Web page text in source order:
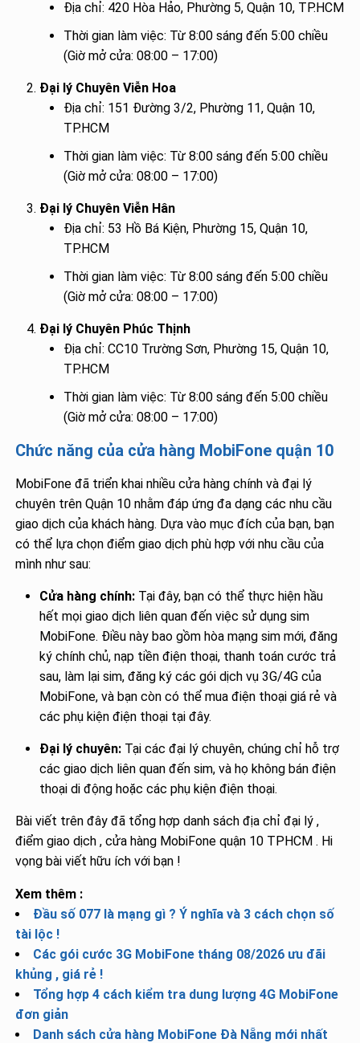
Địa chỉ: 420 Hòa Hảo, Phường 5, Quận 10, TP.HCM
Thời gian làm việc: Từ 8:00 sáng đến 5:00 chiều
(Giờ mở cửa: 08:00 – 17:00)
Đại lý Chuyên Viễn Hoa
Địa chỉ: 151 Đường 3/2, Phường 11, Quận 10,
TP.HCM
Thời gian làm việc: Từ 8:00 sáng đến 5:00 chiều
(Giờ mở cửa: 08:00 – 17:00)
Đại lý Chuyên Viễn Hân
Địa chỉ: 53 Hồ Bá Kiện, Phường 15, Quận 10,
TP.HCM
Thời gian làm việc: Từ 8:00 sáng đến 5:00 chiều
(Giờ mở cửa: 08:00 – 17:00)
Đại lý Chuyên Phúc Thịnh
Địa chỉ: CC10 Trường Sơn, Phường 15, Quận 10,
TP.HCM
Thời gian làm việc: Từ 8:00 sáng đến 5:00 chiều
(Giờ mở cửa: 08:00 – 17:00)
Chức năng của cửa hàng MobiFone quận 10
MobiFone đã triển khai nhiều cửa hàng chính và đại lý
chuyên trên Quận 10 nhằm đáp ứng đa dạng các nhu cầu
giao dịch của khách hàng. Dựa vào mục đích của bạn, bạn
có thể lựa chọn điểm giao dịch phù hợp với nhu cầu của
mình như sau:
Cửa hàng chính: Tại đây, bạn có thể thực hiện hầu
hết mọi giao dịch liên quan đến việc sử dụng sim
MobiFone. Điều này bao gồm hòa mạng sim mới, đăng
ký chính chủ, nạp tiền điện thoại, thanh toán cước trả
sau, làm lại sim, đăng ký các gói dịch vụ 3G/4G của
MobiFone, và bạn còn có thể mua điện thoại giá rẻ và
các phụ kiện điện thoại tại đây.
Đại lý chuyên: Tại các đại lý chuyên, chúng chỉ hỗ trợ
các giao dịch liên quan đến sim, và họ không bán điện
thoại di động hoặc các phụ kiện điện thoại.
Bài viết trên đây đã tổng hợp danh sách địa chỉ đại lý ,
điểm giao dịch , cửa hàng MobiFone quận 10 TPHCM . Hi
vọng bài viết hữu ích với bạn !
Xem thêm :
Đầu số 077 là mạng gì ? Ý nghĩa và 3 cách chọn số
tài lộc !
Các gói cước 3G MobiFone tháng 08/2026 ưu đãi
khủng , giá rẻ !
Tổng hợp 4 cách kiểm tra dung lượng 4G MobiFone
đơn giản
Danh sách cửa hàng MobiFone Đà Nẵng mới nhất